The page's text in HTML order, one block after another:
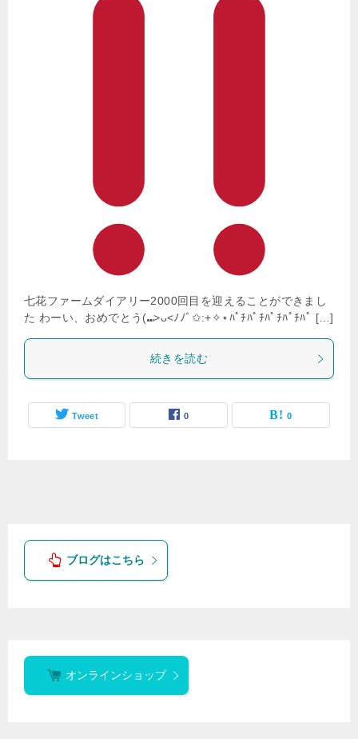
七花ファームダイアリー2000回目を迎えることができまし
た わーい、おめでとう(⑉>ᴗ<ﾉﾉﾞ✩:+✧︎⋆ﾊﾟﾁﾊﾟﾁﾊﾟﾁﾊﾟﾁﾊﾟ […]
続きを読む
Tweet 0 0
ブログはこちら
オンラインショップ